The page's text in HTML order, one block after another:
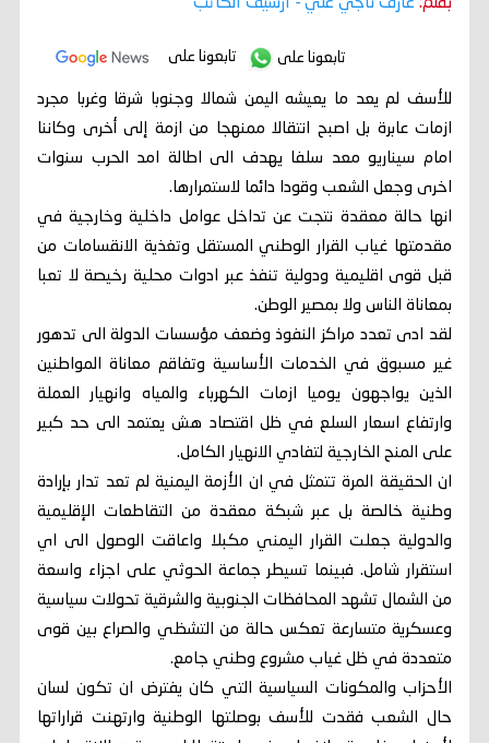
تابعونا على تابعونا على
للأسف لم يعد ما يعيشه اليمن شمالا وجنوبا شرقا وغربا مجرد
ازمات عابرة بل اصبح انتقالا ممنهجا من ازمة إلى أخرى وكاننا
امام سيناريو معد سلفا يهدف الى اطالة امد الحرب سنوات
اخرى وجعل الشعب وقودا دائما لاستمرارها.
انها حالة معقدة نتجت عن تداخل عوامل داخلية وخارجية في
مقدمتها غياب القرار الوطني المستقل وتغذية الانقسامات من
قبل قوى اقليمية ودولية تنفذ عبر ادوات محلية رخيصة لا تعبا
بمعاناة الناس ولا بمصير الوطن.
لقد ادى تعدد مراكز النفوذ وضعف مؤسسات الدولة الى تدهور
غير مسبوق في الخدمات الأساسية وتفاقم معاناة المواطنين
الذين يواجهون يوميا ازمات الكهرباء والمياه وانهيار العملة
وارتفاع اسعار السلع في ظل اقتصاد هش يعتمد الى حد كبير
على المنح الخارجية لتفادي الانهيار الكامل.
ان الحقيقة المرة تتمثل في ان الأزمة اليمنية لم تعد تدار بإرادة
وطنية خالصة بل عبر شبكة معقدة من التقاطعات الإقليمية
والدولية جعلت القرار اليمني مكبلا واعاقت الوصول الى اي
استقرار شامل. فبينما تسيطر جماعة الحوثي على اجزاء واسعة
من الشمال تشهد المحافظات الجنوبية والشرقية تحولات سياسية
وعسكرية متسارعة تعكس حالة من التشظي والصراع بين قوى
متعددة في ظل غياب مشروع وطني جامع.
الأحزاب والمكونات السياسية التي كان يفترض ان تكون لسان
حال الشعب فقدت للأسف بوصلتها الوطنية وارتهنت قراراتها